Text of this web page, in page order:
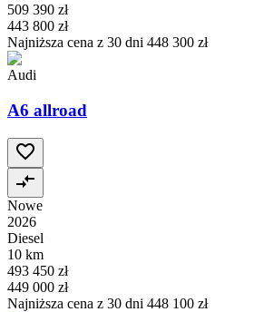
509 390 zł
443 800 zł
Najniższa cena z 30 dni 448 300 zł
Audi
A6 allroad
Nowe
2026
Diesel
10 km
493 450 zł
449 000 zł
Najniższa cena z 30 dni 448 100 zł